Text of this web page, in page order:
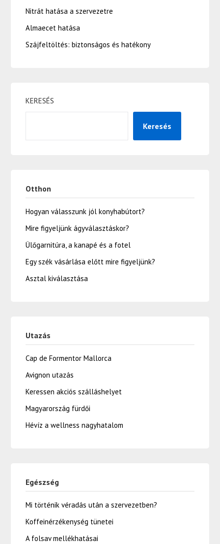
Nitrát hatása a szervezetre
Almaecet hatása
Szájfeltöltés: biztonságos és hatékony
KERESÉS
Keresés
Otthon
Hogyan válasszunk jól konyhabútort?
Mire figyeljünk ágyválasztáskor?
Ülőgarnitúra, a kanapé és a fotel
Egy szék vásárlása előtt mire figyeljünk?
Asztal kiválasztása
Utazás
Cap de Formentor Mallorca
Avignon utazás
Keressen akciós szálláshelyet
Magyarország fürdői
Hévíz a wellness nagyhatalom
Egészség
Mi történik véradás után a szervezetben?
Koffeinérzékenység tünetei
A folsav mellékhatásai